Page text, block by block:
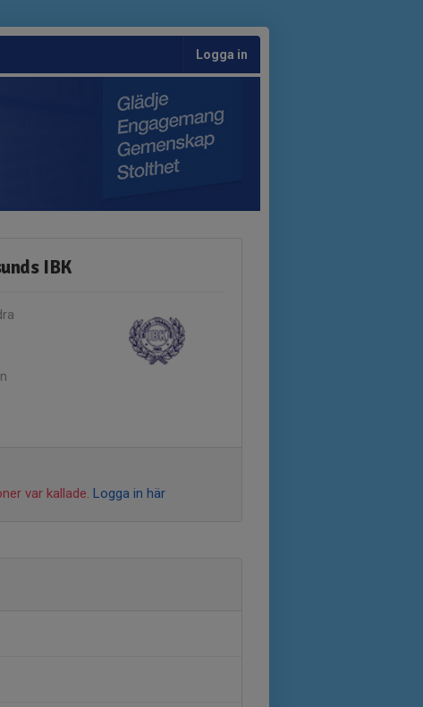
Logga in
IBK
var kallade. Logga in här